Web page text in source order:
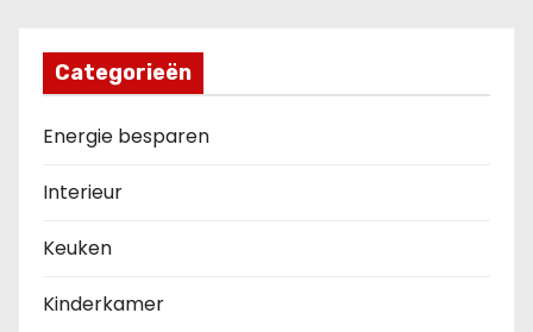
Categorieën
Energie besparen
Interieur
Keuken
Kinderkamer